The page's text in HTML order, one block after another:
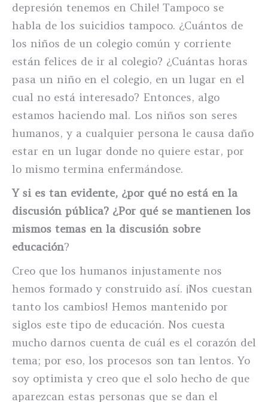
depresión tenemos en Chile! Tampoco se
habla de los suicidios tampoco. ¿Cuántos de
los niños de un colegio común y corriente
están felices de ir al colegio? ¿Cuántas horas
pasa un niño en el colegio, en un lugar en el
cual no está interesado? Entonces, algo
estamos haciendo mal. Los niños son seres
humanos, y a cualquier persona le causa daño
estar en un lugar donde no quiere estar, por
lo mismo termina enfermándose.
Y si es tan evidente, ¿por qué no está en la
discusión pública? ¿Por qué se mantienen los
mismos temas en la discusión sobre
educación?
Creo que los humanos injustamente nos
hemos formado y construido así. ¡Nos cuestan
tanto los cambios! Hemos mantenido por
siglos este tipo de educación. Nos cuesta
mucho darnos cuenta de cuál es el corazón del
tema; por eso, los procesos son tan lentos. Yo
soy optimista y creo que el solo hecho de que
aparezcan estas personas que se dan el